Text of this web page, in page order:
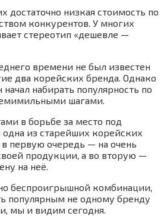
достаточно низкая стоимость по
конкурентов. У многих
стереотип «дешевле —
времени не был известен
два корейских бренда. Однако
набирать популярность по
шагами.
в борьбе за место под
из старейших корейских
первую очередь — на очень
продукции, а во вторую —
на неё.
беспроигрышной комбинации,
популярным не одному бренду
мы и видим сегодня.